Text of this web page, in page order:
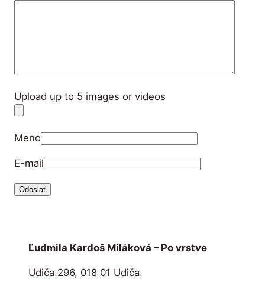
Upload up to 5 images or videos
Meno
E-mail
Ľudmila Kardoš Miláková – Po vrstve
Udiča 296, 018 01 Udiča